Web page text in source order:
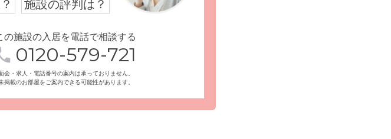
施設の評判は？
の施設の入居を電話で相談する
0120-579-721
会・求人・電話番号の案内は承っておりません。
掲載のお部屋をご案内できる可能性があります。